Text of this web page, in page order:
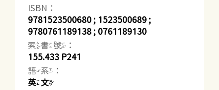
ISBN：
9781523500680 ; 1523500689 ;
9780761189138 ; 0761189130
索書號：
155.433 P241
語系：
英文